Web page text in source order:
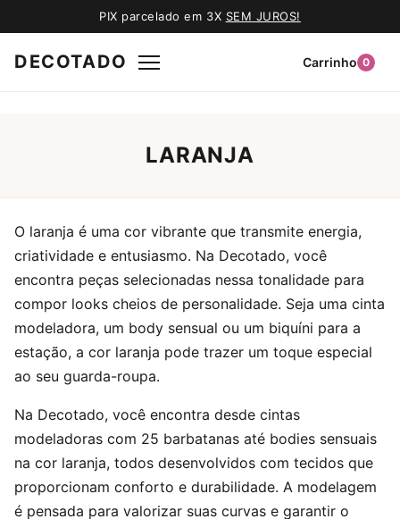
PIX parcelado em 3X SEM JUROS!
DECOTADO Carrinho 0
LARANJA
O laranja é uma cor vibrante que transmite energia,
criatividade e entusiasmo. Na Decotado, você
encontra peças selecionadas nessa tonalidade para
compor looks cheios de personalidade. Seja uma cinta
modeladora, um body sensual ou um biquíni para a
estação, a cor laranja pode trazer um toque especial
ao seu guarda-roupa.
Na Decotado, você encontra desde cintas
modeladoras com 25 barbatanas até bodies sensuais
na cor laranja, todos desenvolvidos com tecidos que
proporcionam conforto e durabilidade. A modelagem
é pensada para valorizar suas curvas e garantir o